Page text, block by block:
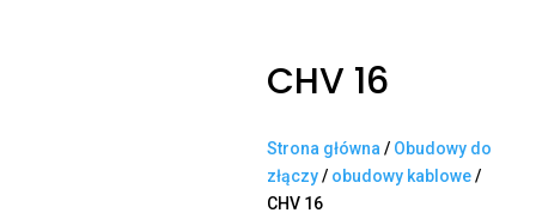
CHV 16
Strona główna / Obudowy do
złączy/ obudowy kablowe/
CHV 16